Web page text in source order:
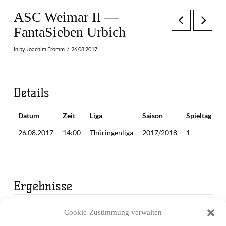
Cookie-Zustimmung verwalten
ASC Weimar II —
FantaSieben Urbich
In by Joachim Fromm 26.08.2017
Details
Datum Zeit Liga Saison
Spieltag
26.08.2017
14:00 Thüringenliga 2017/2018 1
Ergebnisse
1. Periode 2. Periode
Endergebnis